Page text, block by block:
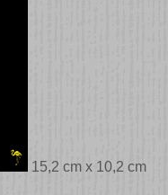
15,2 cm x 10,2 cm